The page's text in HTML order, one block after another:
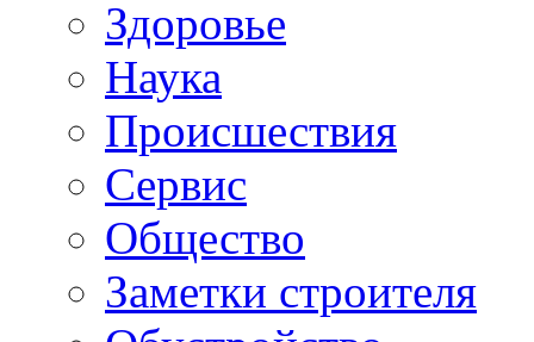
Здоровье
Наука
Происшествия
Сервис
Общество
Заметки строителя